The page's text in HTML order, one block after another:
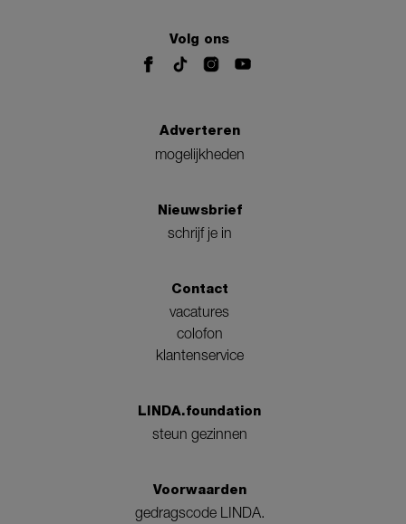
Volg ons
Adverteren
mogelijkheden
Nieuwsbrief
schrijf je in
Contact
vacatures
colofon
klantenservice
LINDA.foundation
steun gezinnen
Voorwaarden
gedragscode LINDA.